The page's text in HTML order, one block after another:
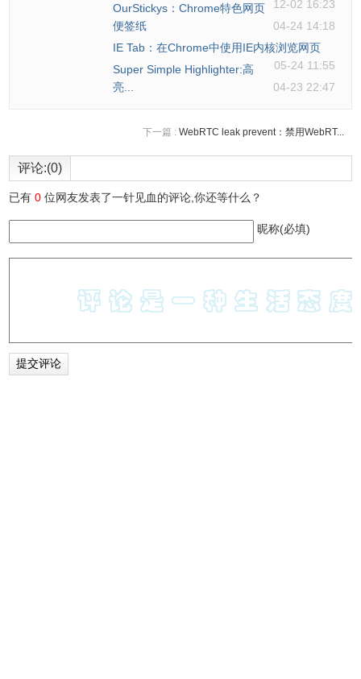
12-02 16:23
OurStickys：Chrome特色网页
便签纸
04-24 14:18
IE Tab：在Chrome中使用IE内核浏览网页
05-24 11:55
Super Simple Highlighter:高
亮...
04-23 22:47
下一篇 : WebRTC leak prevent：禁用WebRT...
评论:(0)
已有0 位网友发表了一针见血的评论,你还等什么？
昵称(必填)